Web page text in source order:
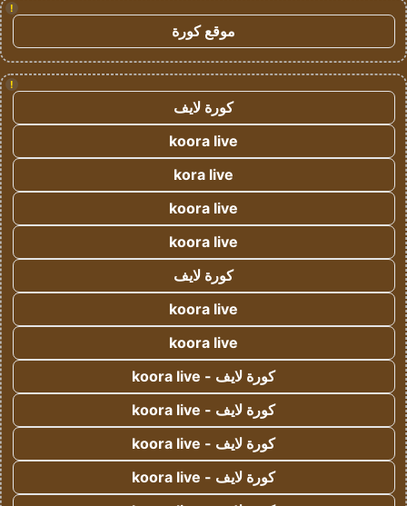
!
موقع كورة
!
كورة لايف
koora live
kora live
koora live
koora live
كورة لايف
koora live
koora live
كورة لايف - koora live
كورة لايف - koora live
كورة لايف - koora live
كورة لايف - koora live